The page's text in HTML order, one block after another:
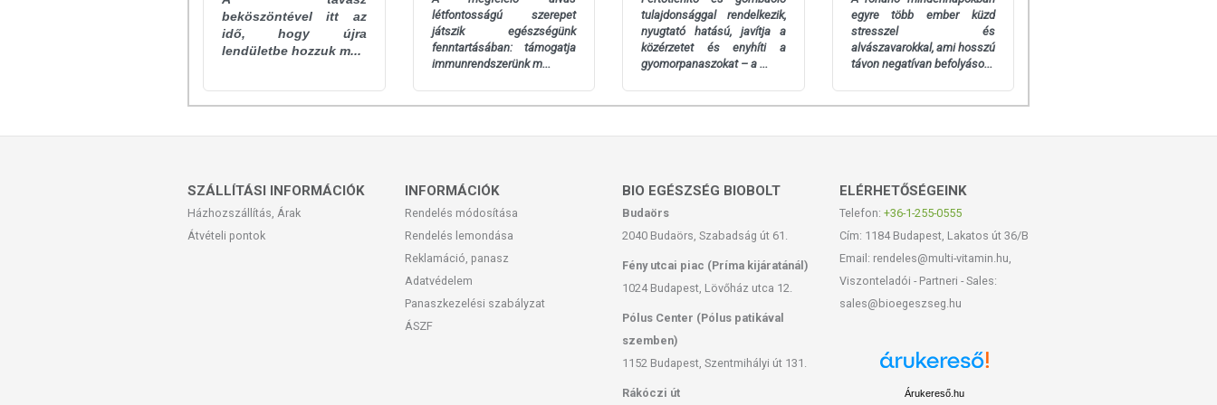
citromfű (Melissa officinalis) növény-kivonat, csomósodást gátló anyagok (dikalcium-foszfát,szilícium-
dioxid, zsírsavak magnéziumsója), sáfrány (Crocus sativus) virág-kivonat, színezék (titán-dioxid),
piridoxin-hidroklorid.
TOVÁBBI TUDNIVALÓK
Szeretnénk felhívni azonban a figyelmet, hogy ennek ellenére a webshopon szereplő adatok (beleértve a
termékfotókat, tápérték-, összetétel-, és allergén információkat is) csak tájékoztató jellegűek, a tényleges
csomagolásán találják meg.
Az étrend-kiegészítők az érvényben levő európai uniós szabályozás szerint élelmiszereknek minősülnek,
amelyek a hagyományos étrend kiegészítését szolgálják, és koncentrált formában tartalmaznak
tápanyagokat. Bár az étrend-kiegészítők kedvező élettani hatással rendelkezhetnek, amely egyénenként
eltérő lehet, jelölésük, megjelenítésük, és reklámozásuk során nem engedélyezett a készítményeknek
beköszöntével itt az
idő, hogy újra
lendületbe hozzuk m...
létfontosságú szerepet
játszik egészségünk
fenntartásában: támogatja
immunrendszerünk m...
tulajdonsággal rendelkezik,
nyugtató hatású, javítja a
közérzetet és enyhíti a
gyomorpanaszokat – a ...
egyre több ember küzd
stresszel és
alvászavarokkal, ami hosszú
távon negatívan befolyáso...
SZÁLLÍTÁSI INFORMÁCIÓK
Házhozszállítás, Árak
Átvételi pontok
INFORMÁCIÓK
Rendelés módosítása
Rendelés lemondása
Reklamáció, panasz
Adatvédelem
Panaszkezelési szabályzat
ÁSZF
BIO EGÉSZSÉG BIOBOLT
Budaörs
2040 Budaörs, Szabadság út 61.
Fény utcai piac (Príma kijáratánál)
1024 Budapest, Lövőház utca 12.
Pólus Center (Pólus patikával
szemben)
1152 Budapest, Szentmihályi út 131.
Rákóczi út
ELÉRHETŐSÉGEINK
Telefon: +36-1-255-0555
Cím: 1184 Budapest, Lakatos út 36/B
Email: rendeles@multi-vitamin.hu,
Viszonteladói - Partneri - Sales:
sales@bioegeszseg.hu
Árukereső.hu